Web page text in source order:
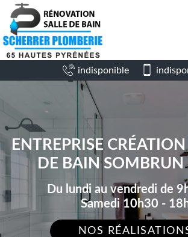
indisponible
ENTREPRISE
DE BAIN
Du lundi au vendredi de
Samedi 10h30 -
NOS